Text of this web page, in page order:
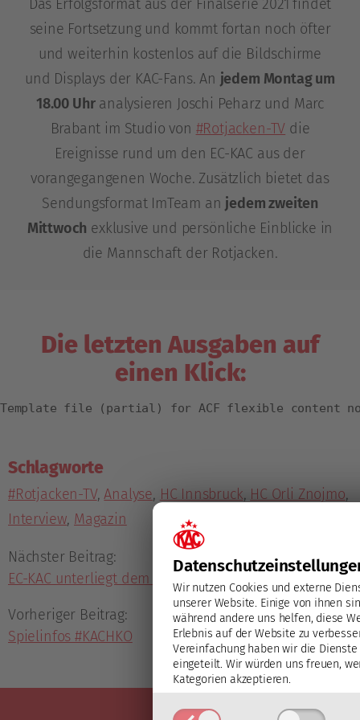
Wir nutzen Cookies und externe
unserer Website. Einige von ihnen
während andere uns helfen, diese
Erlebnis auf der Website zu
Vereinfachung haben wir die
eingeteilt. Wir würden uns freuen,
Kategorien akzeptieren.
Das Erfolgsformat aus der Finalserie 2021 findet
seine Fortsetzung und kommt fortan noch öfter
und weiterhin kostenlos auf die Bildschirme
und Displays der KAC-Fans. An jedem Montag um
18.00 Uhranalysieren Joschi Peharz und Marc
Brabant im Studio von #Rotjacken-TV die
Ereignisse rund um den EC-KAC aus der
vorangegangenen Woche. Zusätzlich bietet das
Sendungsformat ImTeam an jedem zweiten
Mittwoch exklusive und persönliche Einblicke in
die Mannschaft der Rotjacken.
Die letzten Ausgaben auf
einen Klick:
Template file (partial) for ACF flexible
Schlagworte
#Rotjacken-TV,Analyse, HC Innsbruck, HC Orli Znojmo,
Interview, Magazin
Nächster Beitrag:
EC-KAC unterliegt dem Leader
Vorheriger Beitrag:
Spielinfos #KACHKO